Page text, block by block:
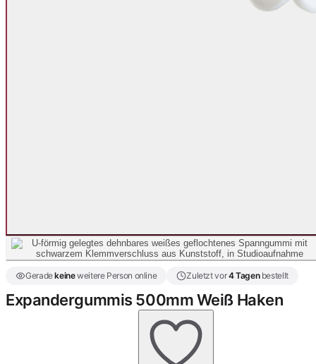
Geradekeineweitere Person online Zuletzt vor4 Tagenbestellt
Expandergummis 500mm Weiß Haken